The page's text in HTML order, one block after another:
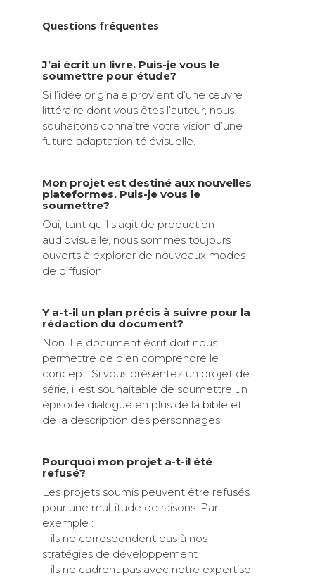
Questions fréquentes
J’ai écrit un livre. Puis-je vous le
soumettre pour étude?
Si l’idée originale provient d’une œuvre
littéraire dont vous êtes l’auteur, nous
souhaitons connaître votre vision d’une
future adaptation télévisuelle.
Mon projet est destiné aux nouvelles
plateformes. Puis-je vous le
soumettre?
Oui, tant qu’il s’agit de production
audiovisuelle, nous sommes toujours
ouverts à explorer de nouveaux modes
de diffusion.
Y a-t-il un plan précis à suivre pour la
rédaction du document?
Non. Le document écrit doit nous
permettre de bien comprendre le
concept. Si vous présentez un projet de
série, il est souhaitable de soumettre un
épisode dialogué en plus de la bible et
de la description des personnages.
Pourquoi mon projet a-t-il été
refusé?
Les projets soumis peuvent être refusés
pour une multitude de raisons. Par
exemple :
– ils ne correspondent pas à nos
stratégies de développement
– ils ne cadrent pas avec notre expertise